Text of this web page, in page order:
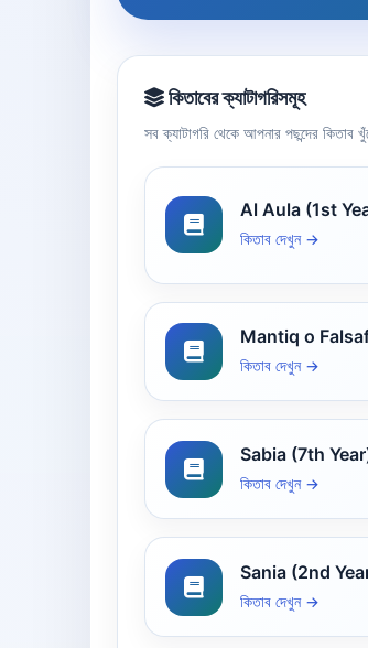
কিতাবের ক্যাটাগরিসমূহ
সব ক্যাটাগরি থেকে আপনার পছন্দের কিতাব
কিতাব দেখুন →
কিতাব দেখুন →
কিতাব দেখুন →
কিতাব দেখুন →